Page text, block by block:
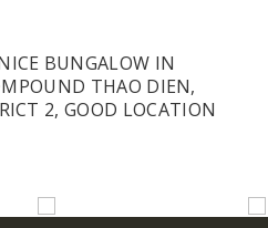
BUNGALOW IN
THAO DIEN,
2, GOOD LOCATION